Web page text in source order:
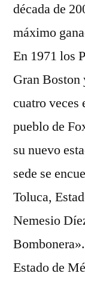
década de
máximo
En 1971 los
Gran Boston
cuatro veces
pueblo de
su nuevo
sede se
Toluca,
Nemesio
Estado de